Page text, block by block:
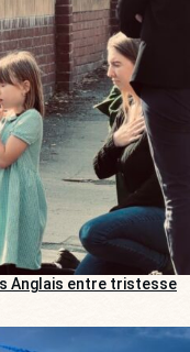
Anglais entre tristesse